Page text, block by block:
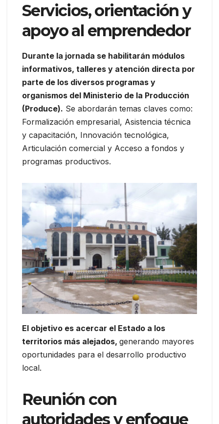
Servicios, orientación y
apoyo al emprendedor
Durante la jornada se habilitarán módulos
informativos, talleres y atención directa por
parte de los diversos programas y
organismos del Ministerio de la Producción
(Produce). Se abordarán temas claves como:
Formalización empresarial, Asistencia técnica
y capacitación, Innovación tecnológica,
Articulación comercial y Acceso a fondos y
programas productivos.
El objetivo es acercar el Estado a los
territorios más alejados, generando mayores
oportunidades para el desarrollo productivo
local.
Reunión con
autoridades y enfoque